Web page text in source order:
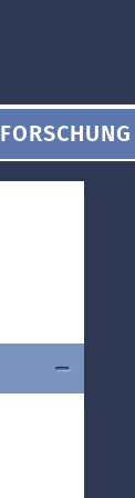
FORSCHUNG